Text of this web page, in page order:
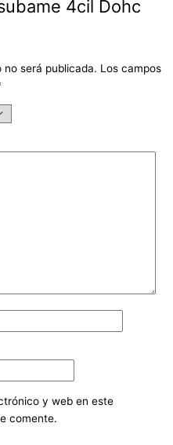
4cil Dohc
será publicada. Los campos
y web en este
comente.